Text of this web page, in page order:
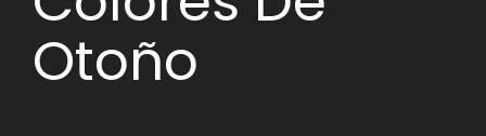
Otoño